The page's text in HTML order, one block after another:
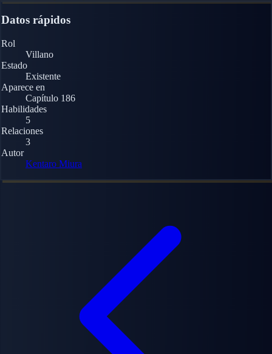
Datos rápidos
Rol
Villano
Estado
Existente
Aparece en
Capítulo 186
Habilidades
5
Relaciones
3
Autor
Kentaro Miura